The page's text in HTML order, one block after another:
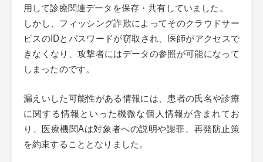
用して診療関連データを保存・共有していました。
しかし、フィッシング詐欺によってそのクラウドサー
ビスのIDとパスワードが窃取され、医師がアクセスで
きなくなり、攻撃者にはデータの参照が可能になって
しまったのです。
漏えいした可能性がある情報には、患者の氏名や診療
に関する情報といった機微な個人情報が含まれてお
り、医療機関Aは対象者への説明や謝罪、再発防止策
を約束することとなりました。